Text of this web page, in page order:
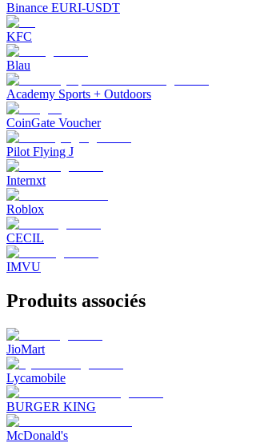
Binance EURI-USDT
KFC
Blau
Academy Sports + Outdoors
CoinGate Voucher
Pilot Flying J
Internxt
Roblox
CECIL
IMVU
Produits associés
JioMart
Lycamobile
BURGER KING
McDonald's